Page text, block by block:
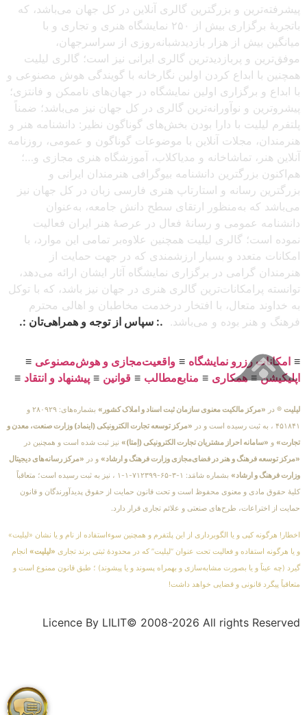
پیشرفته‌ترین و بزرگترین گالری آنلاین در کل جهان می‌باشد، که
باتجربهٔ برگزاری بیش از ۲۵۰ نمایشگاه هنری و تجاری و با
میانگین بیش از هزار بازدیدشبانه‌روزی از سراسرجهان،
موفق‌ترین و پربازدیدترین گالری ایرانی نیز است؛ گالری لیلیت
همچنین با ابداع کردن اولین نگارخانه با گویندگی هوش مصنوعی و
با ابداع و برگزاری اولین نمایشگاه در جهان‌های ناممکن و فانتزی؛
پیشروترین و نوآورانه‌ترین گالری در کل جهان نیز می‌باشد؛ ضمناً
پلتفرم لیلیت با دارا بودن بخش‌های گوناگون نظیر: دانشنامه هنر و
هنرمندان، مجلات آنلاین با موضوعات گوناگون و عمومی، روزنامه
آنلاین هنر، تماشاخانه و مدیاکلاب، آموزشگاه هنری مجازی و…؛
هم‌اکنون بزرگترین دانشنامه بیوگرافی هنرمندان ایرانی و
بزرگترین رسانه و استارتاپ هنری فارسی زبان در کل جهان نیز
می‌باشد که به‌منظور ارتقای سطح دانش جامعه، به‌عنوان
دانشنامه عمومی و رسانهٔ فعال در عرصهٔ هنر ایران فعالیت
نموده است؛ گالری لیلیت همچنین علاوه‌بر تمامی این موارد، با
امکانات متعدد و بسیار ارزشمندی که در جهت حمایت از
هنرمندان گرامی در برگزاری نمایشگاه آثار ایشان ارائه می‌دهد،
توانسته پرامکانات‌ترین گالری هنری در جهان نیز باشد، که با توکل
به خداوند متعال، با افتخار درخدمت مخاطبان و اهالی محترم
فرهنگ و هنر بوده و می‌باشد. .: سپاس از توجه و همراهی‌تان :.
≡ امکانات رزرو نمایشگاه ≡ واقعیت‌مجازی و هوش‌مصنوعی ≡
اپلیکیشن≡همکاری ≡ منابع‌مطالب ≡ قوانین ≡ پیشنهاد و انتقاد ≡
لیلیت ® در «مرکز مالکیت معنوی سازمان ثبت اسناد و املاک کشور»
بشماره‌های: ۲۸۰۹۲۹ و
۴۵۱۸۴۱ ، به ثبت رسیده است و در
«مرکز توسعه تجارت الکترونیکی (اینماد) وزارت صنعت، معدن و
تجارت» و «سامانه احراز مشتریان تجارت الکترونیکی (اِمتا)» نیز ثبت شده است و همچنین در
«مرکز توسعه فرهنگ و هنر در فضای‌مجازی وزارت فرهنگ و ارشاد» و در «مرکز رسانه‌های دیجیتال
وزارت فرهنگ و ارشاد»
بشماره شامَد: ۱-۳-۶۵-۷۱۲۳۹۹-۱-۱ ، نیز به ثبت رسیده است؛ متعاقباً
کلیهٔ حقوق مادی و معنوی محفوظ است و تحت قانون حمایت از حقوق پدیدآورندگان و قانون
حمایت از اختراعات، طرح‌های صنعتی و علائم تجاری قرار دارد.
اخطار! هرگونه کپی و یا الگوبرداری از این پلتفرم و همچنین سوءاستفاده از نام و یا نشان «لیلیت»
و یا هرگونه استفاده و فعالیت تحت عنوان “لیلیت” که در محدودهٔ ثبتی برند تجاری «لیلیت» انجام
گیرد (چه عیناً و یا بصورت مشابه‌سازی و بهمراه پسوند و یا پیشوند) ؛ طبق قانون ممنوع است و
متعاقباً پیگرد قانونی و قضایی خواهد داشت!
Licence By LILIT© 2008-2026 All rights Reserved